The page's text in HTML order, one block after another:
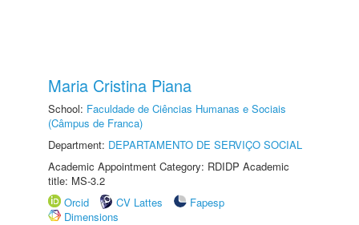
Maria Cristina Piana
School: Faculdade de Ciências Humanas e Sociais
(Câmpus de Franca)
Department: DEPARTAMENTO DE SERVIÇO SOCIAL
Academic Appointment Category: RDIDP Academic
title: MS-3.2
Orcid
CV Lattes
Fapesp
Dimensions